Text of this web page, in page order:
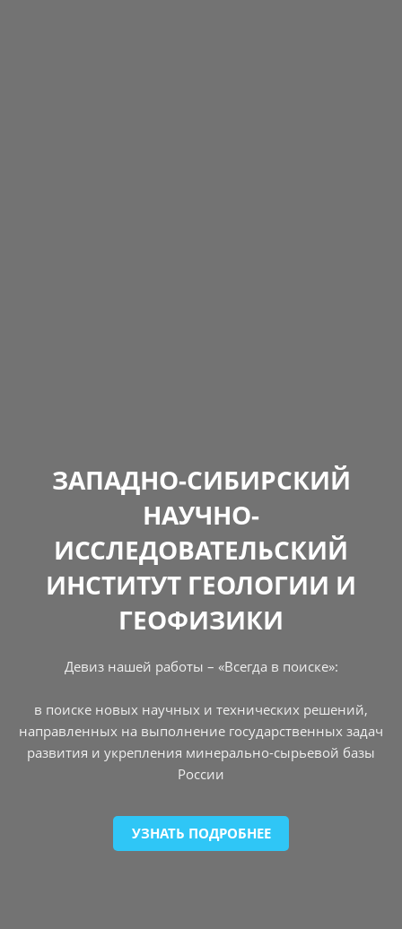
ЗАПАДНО-СИБИРСКИЙ
НАУЧНО-
ИССЛЕДОВАТЕЛЬСКИЙ
ИНСТИТУТ ГЕОЛОГИИ И
ГЕОФИЗИКИ
Девиз нашей работы – «Всегда в поиске»:
в поиске новых научных и технических решений,
направленных на выполнение государственных задач
развития и укрепления минерально-сырьевой базы
России
УЗНАТЬ ПОДРОБНЕЕ